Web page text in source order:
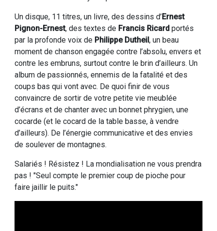
Un disque, 11 titres, un livre, des dessins d’Ernest
Pignon-Ernest, des textes de Francis Ricard portés
par la profonde voix de Philippe Dutheil, un beau
moment de chanson engagée contre l’absolu, envers et
contre les embruns, surtout contre le brin d’ailleurs. Un
album de passionnés, ennemis de la fatalité et des
coups bas qui vont avec. De quoi finir de vous
convaincre de sortir de votre petite vie meublée
d’écrans et de chanter avec un bonnet phrygien, une
cocarde (et le cocard de la table basse, à vendre
d’ailleurs). De l’énergie communicative et des envies
de soulever de montagnes.
Salariés ! Résistez ! La mondialisation ne vous prendra
pas ! "Seul compte le premier coup de pioche pour
faire jaillir le puits."